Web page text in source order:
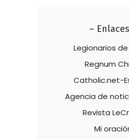
–
Legionarios
Regnum
Catholic.net-
Agencia de
Revista
Mi